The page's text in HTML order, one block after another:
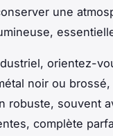
une
orientez-
noir ou
robuste, souvent
complète